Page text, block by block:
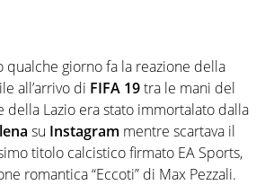
qualche giorno fa la reazione della
all’arrivo di FIFA 19tra le mani del
della Lazio era stato immortalato dalla
su Instagram mentre scartava il
titolo calcistico firmato EA Sports,
romantica “Eccoti” di Max Pezzali.